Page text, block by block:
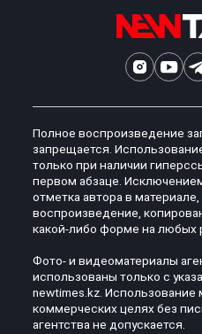
Полное воспроизведение
запрещается.
только при наличии
первом абзаце.
отметка автора в
воспроизведение,
какой-либо форме на любых
Фото- и видеоматериалы
использованы только с
newtimes.kz. Использование
коммерческих целях без
агентства не допускается.